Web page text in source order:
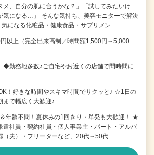
メ、自分の肌に合うかな？」「試してみたいけ
気になる…」 そんな気持ち、美容モニターで解決
気になる化粧品・健康食品・サプリメン…
以上（完全出来高制／時間額1,500円～5,000
勤務地多数♪ご自宅やお近くの店舗で間時間に
！好きな時間やスキマ時間でサクッと♪ ☆1日の
まで幅広く大歓迎♪…
年齢不問！夏休みの1回きり・単発も大歓迎！ ★
遣社員・契約社員・個人事業主・パート・アルバ
（夫）・フリーターなど、20代～50代…